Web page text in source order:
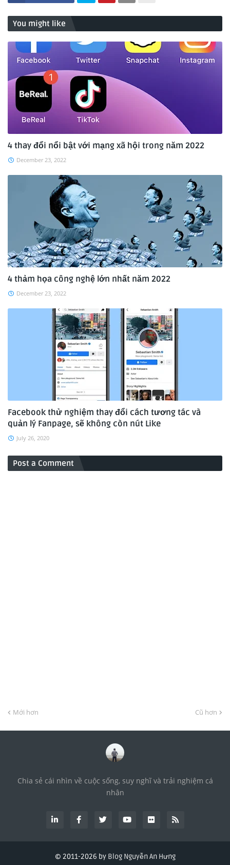
You might like
4 thay đổi nổi bật với mạng xã hội trong năm 2022
December 23, 2022
4 thảm họa công nghệ lớn nhất năm 2022
December 23, 2022
Facebook thử nghiệm thay đổi cách tương tác và
quản lý Fanpage, sẽ không còn nút Like
July 26, 2020
Post a Comment
Mới hơn Cũ hơn
Chia sẻ cái nhìn về cuộc sống, suy nghĩ và trải nghiệm cá
nhân
© 2011-2026 by Blog Nguyễn An Hưng